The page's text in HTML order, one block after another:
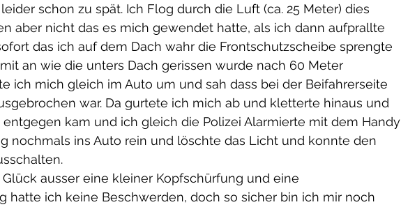
schon zu spät. Ich Flog durch die Luft (ca. 25 Meter) dies
aber nicht das es mich gewendet hatte, als ich dann aufprallte
das ich auf dem Dach wahr die Frontschutzscheibe sprengte
an wie die unters Dach gerissen wurde nach 60 Meter
ich mich gleich im Auto um und sah dass bei der Beifahrerseite
war. Da gurtete ich mich ab und kletterte hinaus und
kam und ich gleich die Polizei Alarmierte mit dem Handy
nochmals ins Auto rein und löschte das Licht und konnte den
ausser eine kleiner Kopfschürfung und eine
hatte ich keine Beschwerden, doch so sicher bin ich mir noch